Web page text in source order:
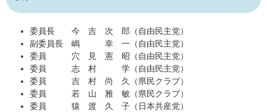
委員長 今 吉 次 郎（自由民主党）
副委員長 嶋 幸 一（自由民主党）
委員 穴 見 憲 昭（自由民主党）
委員 志 村 学（自由民主党）
委員 吉 村 尚 久（県民クラブ）
委員 若 山 雅 敏（県民クラブ）
委員 猿 渡 久 子（日本共産党）